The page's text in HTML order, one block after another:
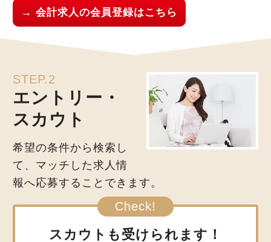
→ 会計求人の会員登録はこちら
STEP.2
エントリー・
スカウト
希望の条件から検索し
て、マッチした求人情
報へ応募することできます。
スカウトも受けられます！